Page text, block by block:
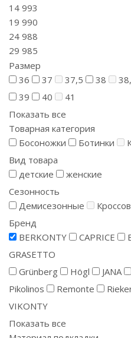
14 993
19 990
24 988
29 985
Размер
36
37 37,5 38
39
40
41
Показать все
Товарная категория
Босоножки
Ботинки
Вид товара
детские
женские
Сезонность
Демисезонные
Бренд
BERKONTY
CAPRICE
GRASETTO
Grünberg
Högl JANA
Pikolinos
Remonte
VIKONTY
Показать все